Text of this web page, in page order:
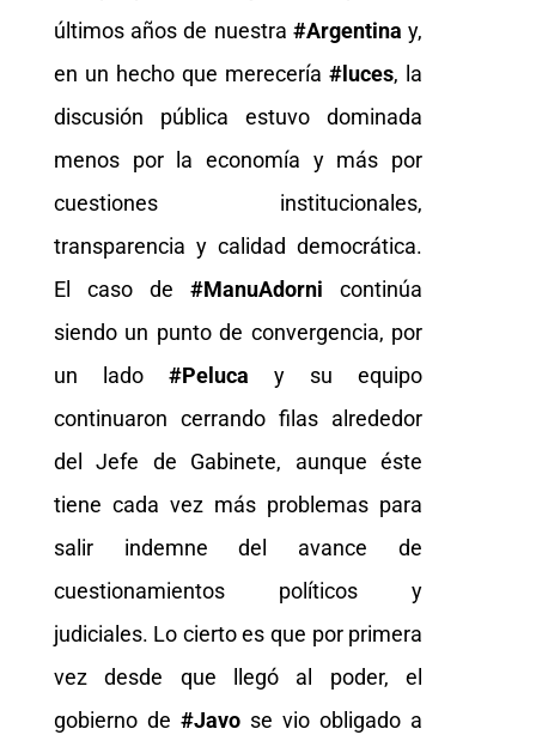
últimos años de nuestra #Argentina y,
en un hecho que merecería#luces, la
discusión pública estuvo dominada
menos por la economía y más por
cuestiones institucionales,
transparencia y calidad democrática.
El caso de#ManuAdorni continúa
siendo un punto de convergencia, por
un lado #Peluca y su equipo
continuaron cerrando filas alrededor
del Jefe de Gabinete, aunque éste
tiene cada vez más problemas para
salir indemne del avance de
cuestionamientos políticos y
judiciales. Lo cierto es que por primera
vez desde que llegó al poder, el
gobierno de #Javose vio obligado a